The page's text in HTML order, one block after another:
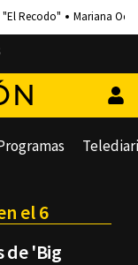
"El Recodo" Mariana
el 6
de 'Big